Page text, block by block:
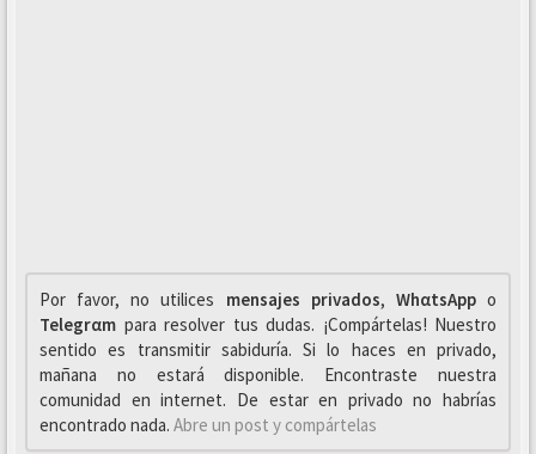
Por favor, no utilices mensajes privados, WhαtsAppo
Telegrαm para resolver tus dudas. ¡Compártelas! Nuestro
sentido es transmitir sabiduría. Si lo haces en privado,
mañana no estará disponible. Encontraste nuestra
comunidad en internet. De estar en privado no habrías
encontrado nada. Abre un post y compártelas